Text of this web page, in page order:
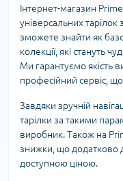
Інтернет-магазин
універсальних
зможете знайти як
колекції, які стануть
Ми гарантуємо якість
професійний сервіс,
Завдяки зручній
тарілки за такими
виробник. Також на
знижки, що додатково
доступною ціною.